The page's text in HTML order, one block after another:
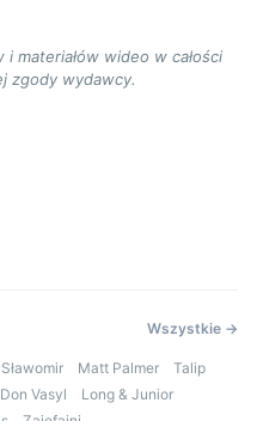
materiałów wideo w całości
zgody wydawcy.
Wszystkie →
Sławomir Matt Palmer
Talip
Don Vasyl
Long & Junior